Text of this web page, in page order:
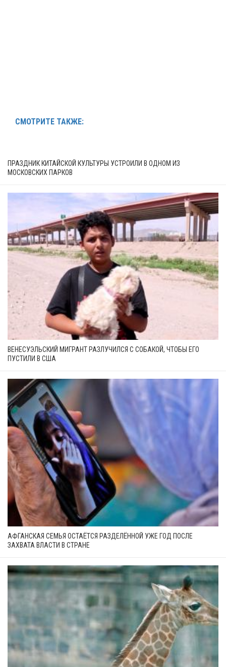
СМОТРИТЕ ТАКЖЕ:
ПРАЗДНИК КИТАЙСКОЙ КУЛЬТУРЫ УСТРОИЛИ В ОДНОМ ИЗ
МОСКОВСКИХ ПАРКОВ
ВЕНЕСУЭЛЬСКИЙ МИГРАНТ РАЗЛУЧИЛСЯ С СОБАКОЙ, ЧТОБЫ ЕГО
ПУСТИЛИ В США
АФГАНСКАЯ СЕМЬЯ ОСТАЁТСЯ РАЗДЕЛЁННОЙ УЖЕ ГОД ПОСЛЕ
ЗАХВАТА ВЛАСТИ В СТРАНЕ